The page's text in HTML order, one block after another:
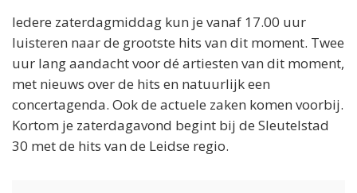
Iedere zaterdagmiddag kun je vanaf 17.00 uur
luisteren naar de grootste hits van dit moment. Twee
uur lang aandacht voor dé artiesten van dit moment,
met nieuws over de hits en natuurlijk een
concertagenda. Ook de actuele zaken komen voorbij.
Kortom je zaterdagavond begint bij de Sleutelstad
30 met de hits van de Leidse regio.